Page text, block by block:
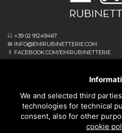
+39 02 91249467
INFO@EMIRUBINETTERIE.COM
FACEBOOK.COM/EMIRUBINETTERIE
20062 CASSANO D’ADDA MI - ITALIA
ΕΠΙΧΕΙΡΗΣΙΑΚΌ ΑΡΧΗΓΕΊΟ
VIA GIOVANNI FALCONE, 4
20873 CAVENAGO DI BRIANZA MB - ITALIA
We and selected third
technologies for technical
consent, also for other
cookie